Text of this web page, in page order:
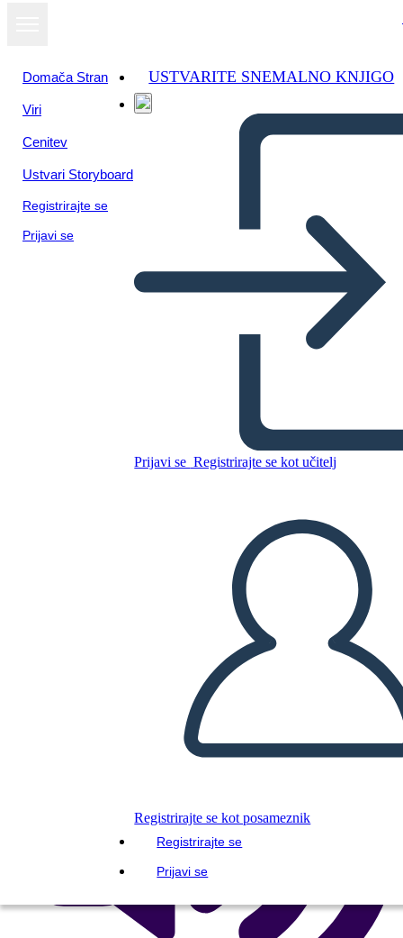
Domača Stran
Viri
Cenitev
Ustvari Storyboard
Registrirajte se
Prijavi se
USTVARITE SNEMALNO KNJIGO
Prijavi se Registrirajte se kot učitelj
Registrirajte se kot posameznik
Registrirajte se
Prijavi se
Cronologia del Movimento
per i Diritti Civili
Kopirajte to snemalno knjigo
USTVARITE SNEMALNO KNJIGO
PREDVAJANJE DIAPROJEKCIJE
PREBERI MI